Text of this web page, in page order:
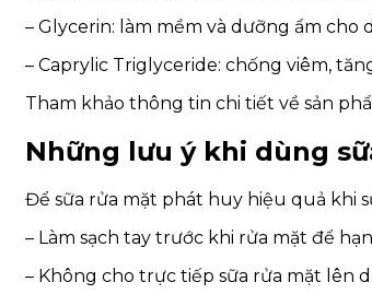
– Glycerin: làm mềm và dưỡng ẩm cho
– Caprylic Triglyceride: chống viêm,
Tham khảo thông tin chi tiết về sản
Những lưu ý khi dùng
Để sữa rửa mặt phát huy hiệu quả khi
– Làm sạch tay trước khi rửa mặt để
– Không cho trực tiếp sữa rửa mặt lên